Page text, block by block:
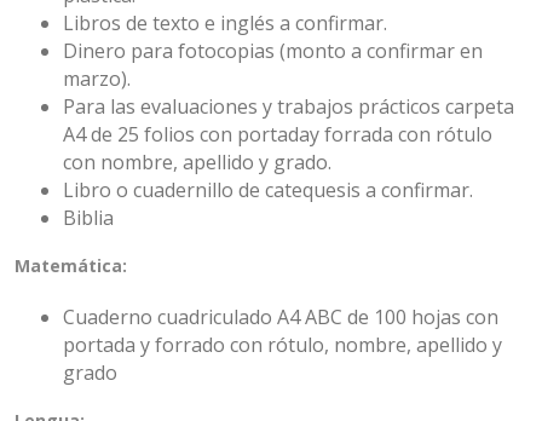
Libros de texto e inglés a confirmar.
Dinero para fotocopias (monto a confirmar en
marzo).
Para las evaluaciones y trabajos prácticos carpeta
A4 de 25 folios con portaday forrada con rótulo
con nombre, apellido y grado.
Libro o cuadernillo de catequesis a confirmar.
Biblia
Matemática:
Cuaderno cuadriculado A4 ABC de 100 hojas con
portada y forrado con rótulo, nombre, apellido y
grado